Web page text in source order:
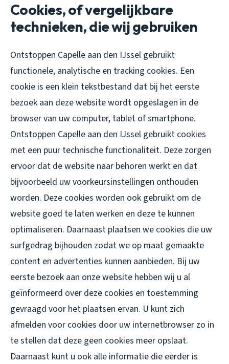
Cookies, of vergelijkbare
technieken, die wij gebruiken
Ontstoppen Capelle aan den IJssel gebruikt
functionele, analytische en tracking cookies. Een
cookie is een klein tekstbestand dat bij het eerste
bezoek aan deze website wordt opgeslagen in de
browser van uw computer, tablet of smartphone.
Ontstoppen Capelle aan den IJssel gebruikt cookies
met een puur technische functionaliteit. Deze zorgen
ervoor dat de website naar behoren werkt en dat
bijvoorbeeld uw voorkeursinstellingen onthouden
worden. Deze cookies worden ook gebruikt om de
website goed te laten werken en deze te kunnen
optimaliseren. Daarnaast plaatsen we cookies die uw
surfgedrag bijhouden zodat we op maat gemaakte
content en advertenties kunnen aanbieden. Bij uw
eerste bezoek aan onze website hebben wij u al
geïnformeerd over deze cookies en toestemming
gevraagd voor het plaatsen ervan. U kunt zich
afmelden voor cookies door uw internetbrowser zo in
te stellen dat deze geen cookies meer opslaat.
Daarnaast kunt u ook alle informatie die eerder is